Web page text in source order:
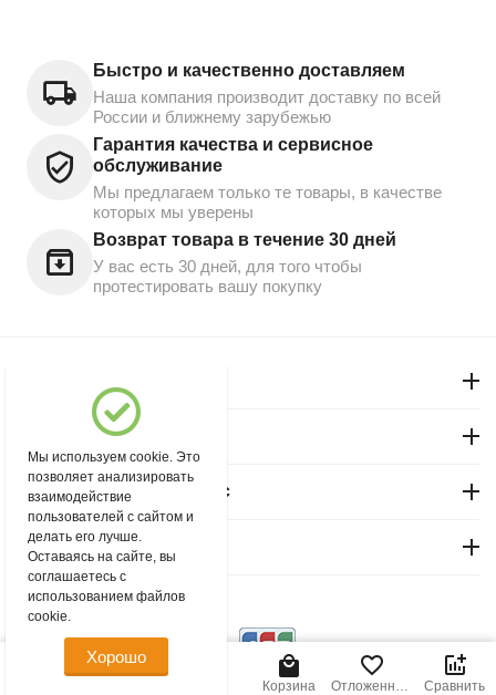
Быстро и качественно доставляем
Наша компания производит доставку по всей
России и ближнему зарубежью
Гарантия качества и сервисное
обслуживание
Мы предлагаем только те товары, в качестве
которых мы уверены
Возврат товара в течение 30 дней
У вас есть 30 дней, для того чтобы
протестировать вашу покупку
Магазин "Северный"
Покупательский сервис
Контакты
© 2004 - 2026 msever.ru.
Корзина
Отложенные
Сравнить
Мы используем cookie. Это
позволяет анализировать
взаимодействие
пользователей с сайтом и
делать его лучше.
Оставаясь на сайте, вы
соглашаетесь с
использованием файлов
cookie.
Хорошо